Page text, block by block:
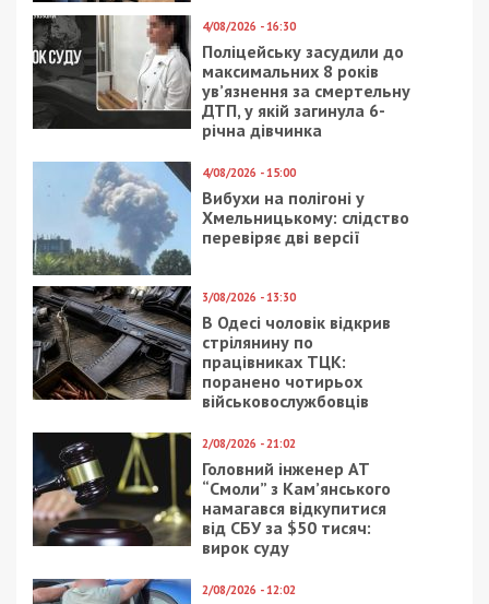
СУСПІЛЬСТВО
1/09/2022 - 20:59
Геннадій Гуфман:
Підрозділ Української
федерації учнівського
спорту в
Дніпропетровській
області надалі
підтримуватиме
4/01/2021 - 13:15
перечень политиков,
которые давали
странные обещания
Азовское море:
11/08/2018 - 14:50
Ольга Фреймут в